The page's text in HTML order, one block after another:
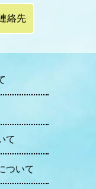
絡先
て
ついて